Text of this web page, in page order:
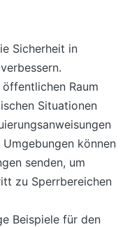
Sicherheit in
Raum
Situationen
können
senden, um
zu Sperrbereichen
Beispiele für den